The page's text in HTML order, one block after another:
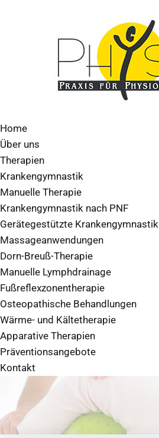
Home
Über uns
Therapien
Krankengymnastik
Manuelle Therapie
Krankengymnastik nach PNF
Gerätegestützte Krankengymnastik
Massageanwendungen
Dorn-Breuß-Therapie
Manuelle Lymphdrainage
Fußreflexzonentherapie
Osteopathische Behandlungen
Wärme- und Kältetherapie
Apparative Therapien
Präventionsangebote
Kontakt